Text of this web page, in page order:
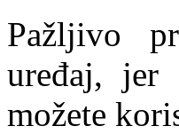
Pažljivo
uređaj, jer
možete